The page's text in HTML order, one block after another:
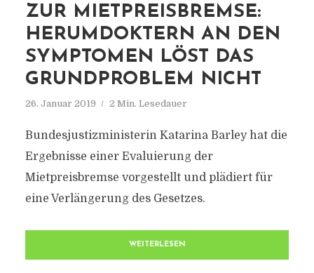
ZUR MIETPREISBREMSE:
HERUMDOKTERN AN DEN
SYMPTOMEN LÖST DAS
GRUNDPROBLEM NICHT
26. Januar 2019 2 Min. Lesedauer
Bundesjustizministerin Katarina Barley hat die
Ergebnisse einer Evaluierung der
Mietpreisbremse vorgestellt und plädiert für
eine Verlängerung des Gesetzes.
WEITERLESEN